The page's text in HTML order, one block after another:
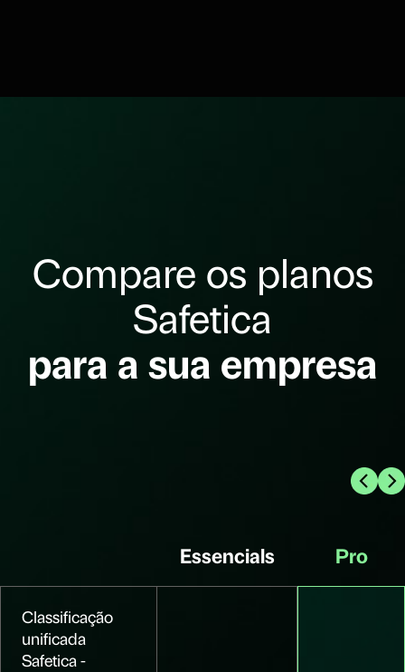
Compare os planos
Safetica
para a sua empresa
Essencials Pro
Classificação
unificada
Safetica -